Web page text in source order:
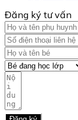
Đăng ký tư vấn